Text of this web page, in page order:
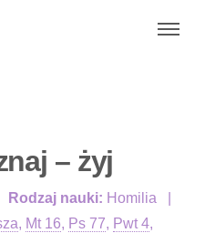
– żyj
Rodzaj nauki: Homilia
, Mt 16, Ps 77, Pwt 4,